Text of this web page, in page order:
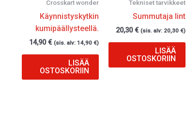
Crosskart wonder
Käynnistyskytkin
kumipäällysteellä.
14,90€ (sis. alv: 14,90 €)
LISÄÄ
OSTOSKORIIN
Tekniset tarvikkeet
Summutaja lint
20,30€ (sis. alv: 20,30 €)
LISÄÄ
OSTOSKORIIN